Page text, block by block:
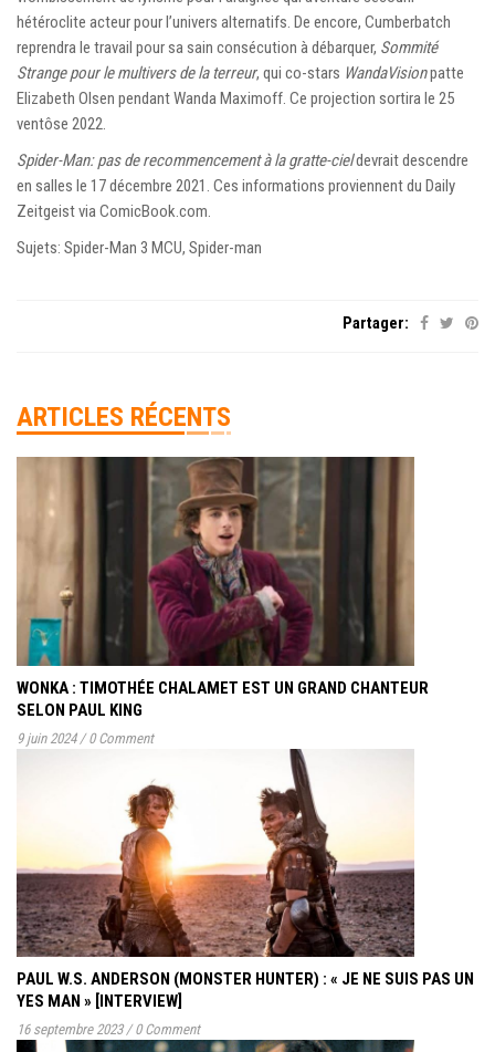
hétéroclite acteur pour l’univers alternatifs. De encore, Cumberbatch
reprendra le travail pour sa sain consécution à débarquer, Sommité
Strange pour le multivers de la terreur, qui co-stars WandaVisionpatte
Elizabeth Olsen pendant Wanda Maximoff. Ce projection sortira le 25
ventôse 2022.
Spider-Man: pas de recommencement à la gratte-cieldevrait descendre
en salles le 17 décembre 2021. Ces informations proviennent du Daily
Zeitgeist via ComicBook.com.
Sujets: Spider-Man 3 MCU, Spider-man
Partager:
ARTICLES RÉCENTS
WONKA : TIMOTHÉE CHALAMET EST UN GRAND CHANTEUR
SELON PAUL KING
9 juin 2024 / 0 Comment
PAUL W.S. ANDERSON (MONSTER HUNTER) : « JE NE SUIS PAS UN
YES MAN » [INTERVIEW]
16 septembre 2023 / 0 Comment